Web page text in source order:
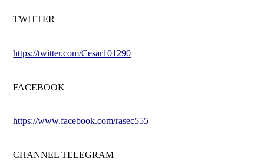
TWITTER
https://twitter.com/Cesar101290
FACEBOOK
https://www.facebook.com/rasec555
CHANNEL TELEGRAM